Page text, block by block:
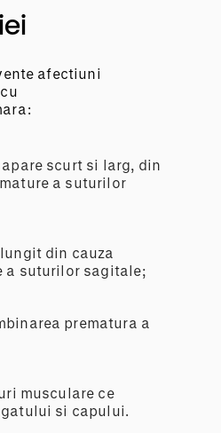
afectiuni
scurt si larg, din
a suturilor
din cauza
a suturilor sagitale;
prematura a
musculare ce
si capului.